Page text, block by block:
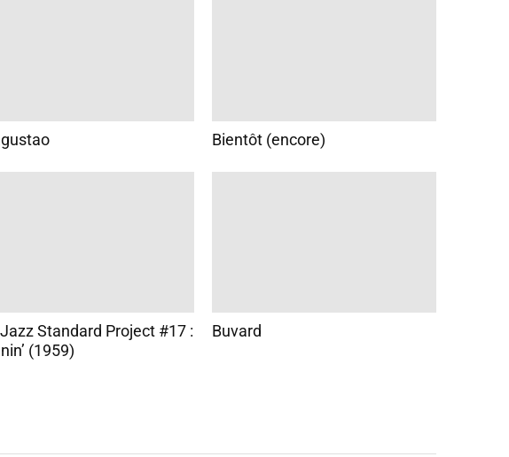
Bientôt (encore)
Standard Project #17 :
(1959)
Buvard